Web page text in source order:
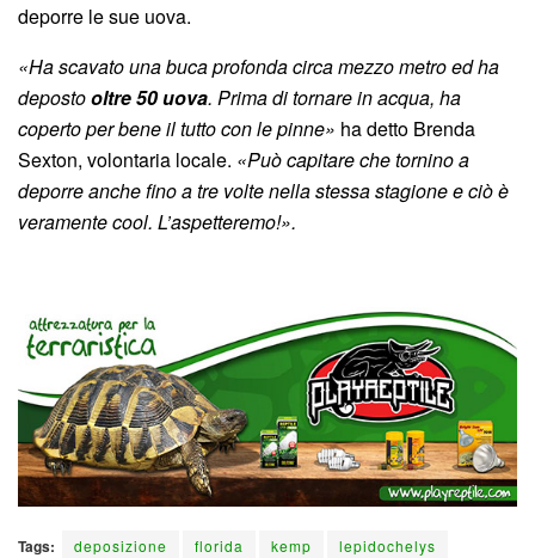
deporre le sue uova.
«Ha scavato una buca profonda circa mezzo metro ed ha
depostooltre 50 uova. Prima di tornare in acqua, ha
coperto per bene il tutto con le pinne» ha detto Brenda
Sexton, volontaria locale. «Può capitare che tornino a
deporre anche fino a tre volte nella stessa stagione e ciò è
veramente cool. L’aspetteremo!».
Tags: deposizione florida kemp
lepidochelys